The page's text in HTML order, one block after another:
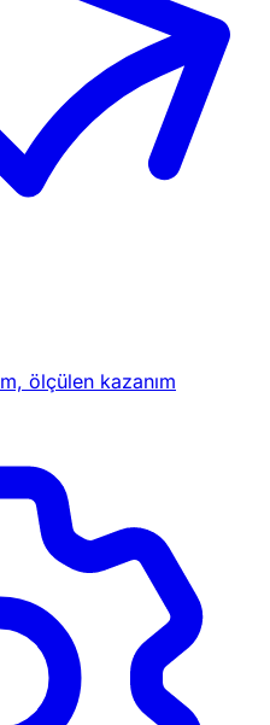
ölçülen kazanım